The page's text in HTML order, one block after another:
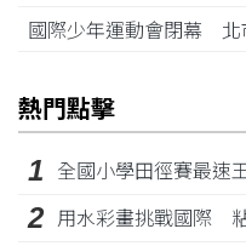
國際少年運動會閉幕
熱門點擊
1 全國小學田徑賽最
2 用水彩畫挑戰國際